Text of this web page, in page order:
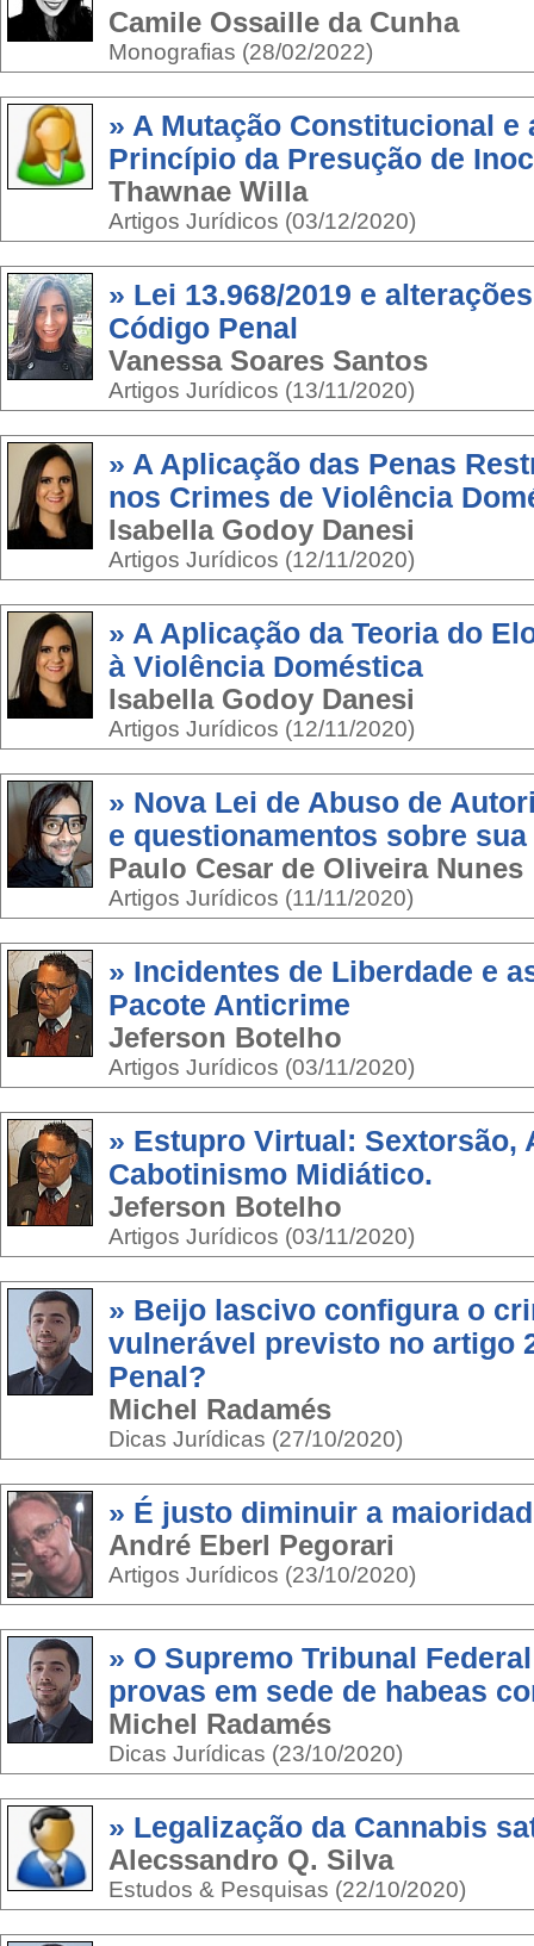
Camile Ossaille da Cunha
Monografias (28/02/2022)
» A Mutação Constitucional e
Princípio da Presução de
Thawnae Willa
Artigos Jurídicos (03/12/2020)
» Lei 13.968/2019 e
Código Penal
Vanessa Soares Santos
Artigos Jurídicos (13/11/2020)
» A Aplicação das Penas
nos Crimes de Violência
Isabella Godoy Danesi
Artigos Jurídicos (12/11/2020)
» A Aplicação da Teoria do
à Violência Doméstica
Isabella Godoy Danesi
Artigos Jurídicos (12/11/2020)
» Nova Lei de Abuso de
e questionamentos sobre
Paulo Cesar de Oliveira Nunes
Artigos Jurídicos (11/11/2020)
» Incidentes de Liberdade e
Pacote Anticrime
Jeferson Botelho
Artigos Jurídicos (03/11/2020)
» Estupro Virtual: Sextorsão,
Cabotinismo Midiático.
Jeferson Botelho
Artigos Jurídicos (03/11/2020)
» Beijo lascivo configura o
vulnerável previsto no artigo
Penal?
Michel Radamés
Dicas Jurídicas (27/10/2020)
» É justo diminuir a
André Eberl Pegorari
Artigos Jurídicos (23/10/2020)
» O Supremo Tribunal
provas em sede de habeas
Michel Radamés
Dicas Jurídicas (23/10/2020)
» Legalização da Cannabis
Alecssandro Q. Silva
Estudos & Pesquisas (22/10/2020)